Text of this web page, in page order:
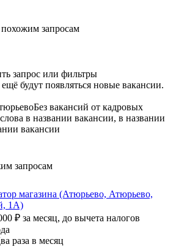
запросам
запрос или фильтры
будут появляться новые вакансии.
Без вакансий от кадровых
в названии вакансии, в названии
вакансии
запросам
магазина (Атюрьево, Атюрьево,
1А)
₽ за месяц, до вычета налогов
раза в месяц